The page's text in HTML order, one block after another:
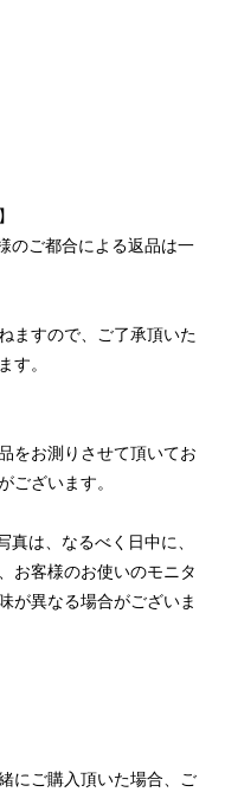
のご都合による返品は一
ますので、ご了承頂いた
す。
をお測りさせて頂いてお
ございます。
は、なるべく日中に、
お客様のお使いのモニタ
が異なる場合がございま
にご購入頂いた場合、ご